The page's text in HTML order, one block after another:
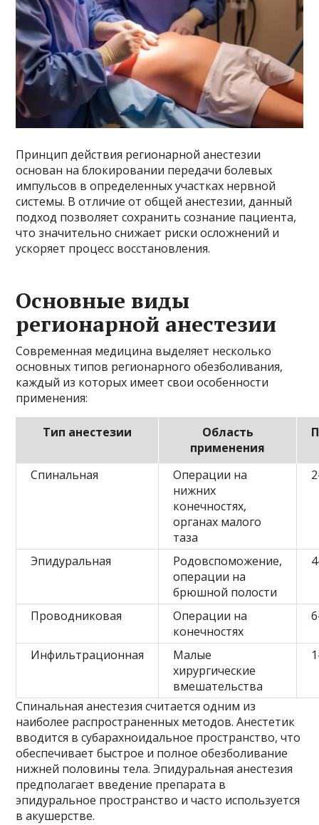
Принцип действия регионарной анестезии
основан на блокировании передачи болевых
импульсов в определенных участках нервной
системы. В отличие от общей анестезии, данный
подход позволяет сохранить сознание пациента,
что значительно снижает риски осложнений и
ускоряет процесс восстановления.
Основные виды
регионарной анестезии
Современная медицина выделяет несколько
основных типов регионарного обезболивания,
каждый из которых имеет свои особенности
применения:
Тип анестезии
Область
применения
Спинальная
Операции на
нижних
конечностях,
органах малого
таза
Эпидуральная
Родовспоможение,
операции на
брюшной полости
Проводниковая
Операции на
конечностях
Инфильтрационная
Малые
хирургические
вмешательства
Спинальная анестезия считается одним из
наиболее распространенных методов. Анестетик
вводится в субарахноидальное пространство, что
обеспечивает быстрое и полное обезболивание
нижней половины тела. Эпидуральная анестезия
предполагает введение препарата в
эпидуральное пространство и часто используется
в акушерстве.